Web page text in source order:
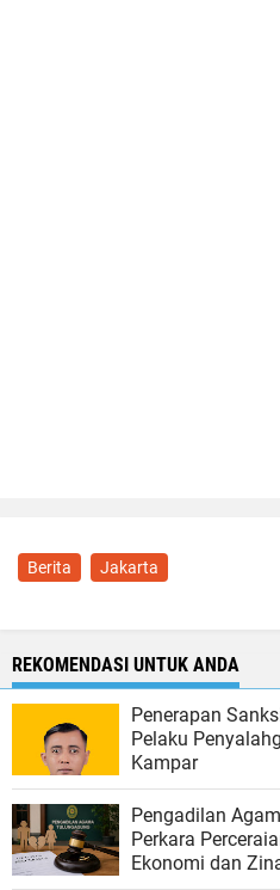
Berita Jakarta
REKOMENDASI UNTUK ANDA
Penerapan
Pelaku
Kampar
Pengadilan
Perkara
Ekonomi dan